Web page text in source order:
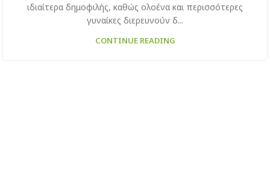
ιδιαίτερα δημοφιλής, καθώς ολοένα και περισσότερες
γυναίκες διερευνούν δ...
CONTINUE READING